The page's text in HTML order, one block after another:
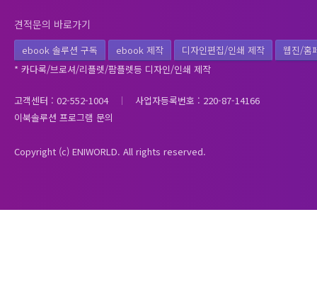
견적문의 바로가기
ebook 솔루션 구독 ebook 제작 디자인편집/인쇄 제작
웹진/홈
* 카다록/브로셔/리플렛/팜플렛등 디자인/인쇄 제작
고객센터 : 02-552-1004
사업자등록번호 : 220-87-14166
이북솔루션 프로그램 문의
Copyright (c) ENIWORLD. All rights reserved.